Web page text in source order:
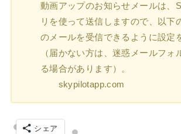
動画アップのお知らせメールは、
リを使って送信しますので、以下
のメールを受信できるように設定
（届かない方は、迷惑メールフォ
る場合があります）。
skypilotapp.com
シェア